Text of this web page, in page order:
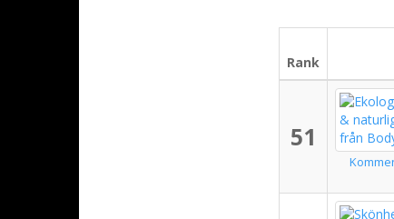
Rank
51